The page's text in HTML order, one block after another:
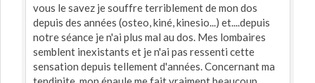
vous le savez je souffre terriblement de mon dos
depuis des années (osteo, kiné, kinesio...) et....depuis
notre séance je n'ai plus mal au dos. Mes lombaires
semblent inexistants et je n'ai pas ressenti cette
sensation depuis tellement d'années. Concernant ma